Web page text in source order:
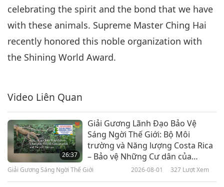
celebrating the spirit and the bond that we have
with these animals. Supreme Master Ching Hai
recently honored this noble organization with
the Shining World Award.
Video Liên Quan
26:37
Giải Gương Lãnh Đạo Bảo Vệ
Sáng Ngời Thế Giới: Bộ Môi
trường và Năng lượng Costa Rica
– Bảo vệ Những Cư dân của
Vương quốc Động vật
Giải Gương Sáng Ngời Thế Giới 2026-08-01 327 Lượt Xem